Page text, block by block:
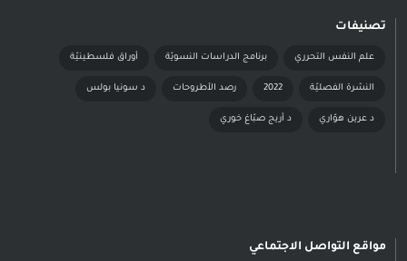
تصنيفات
علم النفس التحرري برنامج الدراسات النسويّة أوراق فلسطينيّة
النشرة الفصليّة 2022 رصد الأطروحات د سونيا بولس
د عرين هوّاري د أريج صبّاغ خوري
مواقع التواصل الاجتماعي